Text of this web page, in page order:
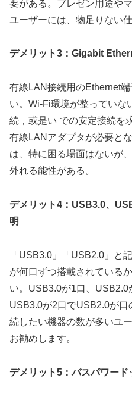
要がある。プレゼン用途や
ユーザーには、物足りない仕
デメリット3：Gigabit
有線LAN接続用のEthernet
い。Wi-Fi環境が整っていな
続，或是い での安定接続を
有線LANアダプタが必要と
は、特に困る場面はないが
外れる能性がある。
デメリット4：USB3.0、
明
「USB3.0」「USB2.0」と
が何口ずつ搭載されている
い。USB3.0が1口、USB2.0
USB3.0が2口でUSB2.0が
続したい機器の数が多いユ
お勧めします。
デメリット5：バスパワー